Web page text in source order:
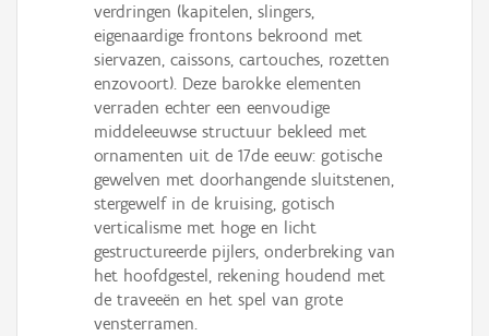
verdringen (kapitelen, slingers,
eigenaardige frontons bekroond met
siervazen, caissons, cartouches, rozetten
enzovoort). Deze barokke elementen
verraden echter een eenvoudige
middeleeuwse structuur bekleed met
ornamenten uit de 17de eeuw: gotische
gewelven met doorhangende sluitstenen,
stergewelf in de kruising, gotisch
verticalisme met hoge en licht
gestructureerde pijlers, onderbreking van
het hoofdgestel, rekening houdend met
de traveeën en het spel van grote
vensterramen.